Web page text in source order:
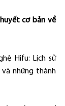
cơ bản về
Hifu: Lịch sử
những thành